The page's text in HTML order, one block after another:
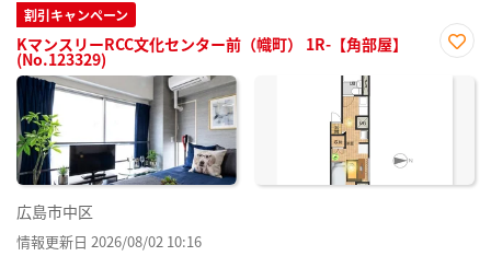
割引キャンペーン
KマンスリーRCC文化センター前（幟町） 1R-【角部屋】
(No.123329)
に入
広島市中区
情報更新日 2026/08/02 10:16